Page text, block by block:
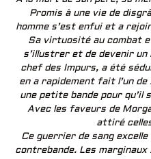
Promis à une vie de
homme s’est enfui et a
Sa virtuosité au combat
s’illustrer et de devenir un
chef des Impurs, a été
en a rapidement fait l’un
une petite bande pour qu’il
Avec les faveurs de
attiré
Ce guerrier de sang
contrebande. Les